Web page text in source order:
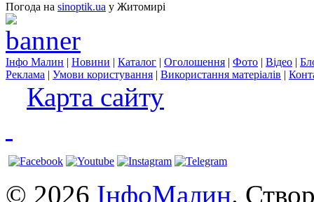
Погода на sinoptik.ua у Житомирі
Інфо Малин | Новини | Каталог | Оголошення | Фото | Відео |
Реклама | Умови користування | Використання матеріалів |
Карта сайту
© 2026 ІнфоМалин.